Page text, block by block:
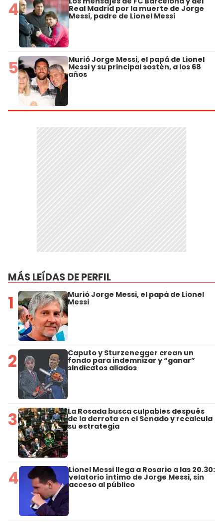
4 Real Madrid por la muerte de Jorge
Messi, padre de Lionel Messi
5 Murió Jorge Messi, el papá de Lionel
Messi y su principal sostén, a los 68
años
MÁS LEÍDAS DE PERFIL
1 Murió Jorge Messi, el papá de Lionel
Messi
2 Caputo y Sturzenegger crean un
fondo para indemnizar y “ganar”
sindicatos aliados
3 La Rosada busca culpables después
de la derrota en el Senado y recalcula
su estrategia
4 Lionel Messi llega a Rosario a las 20.30:
velatorio íntimo de Jorge Messi, sin
acceso al público